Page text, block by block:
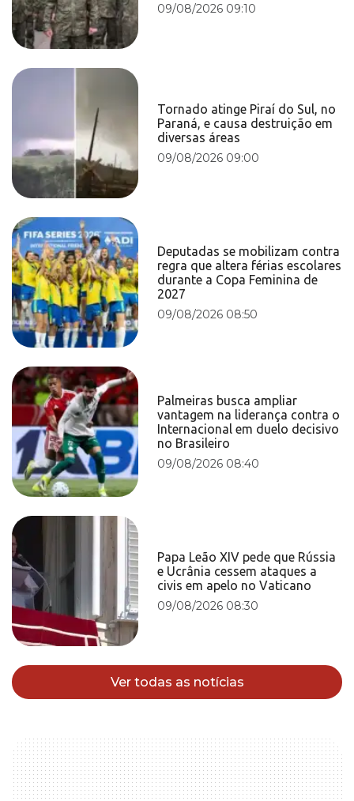
09/08/2026 09:10
Tornado atinge Piraí do Sul, no
Paraná, e causa destruição em
diversas áreas
09/08/2026 09:00
Deputadas se mobilizam contra
regra que altera férias escolares
durante a Copa Feminina de
2027
09/08/2026 08:50
Palmeiras busca ampliar
vantagem na liderança contra o
Internacional em duelo decisivo
no Brasileiro
09/08/2026 08:40
Papa Leão XIV pede que Rússia
e Ucrânia cessem ataques a
civis em apelo no Vaticano
09/08/2026 08:30
Ver todas as notícias